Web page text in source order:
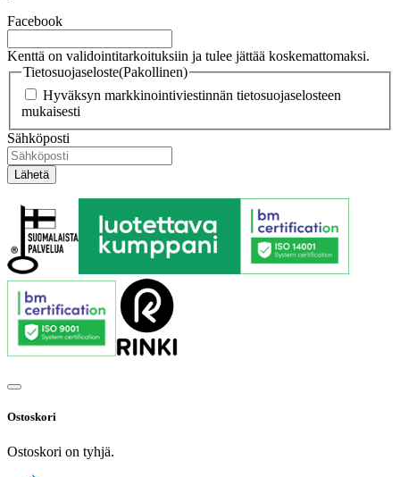
Facebook
Kenttä on validointitarkoituksiin ja tulee jättää koskemattomaksi.
Tietosuojaseloste(Pakollinen)
Hyväksyn markkinointiviestinnän tietosuojaselosteen
mukaisesti
Sähköposti
Ostoskori
Ostoskori on tyhjä.